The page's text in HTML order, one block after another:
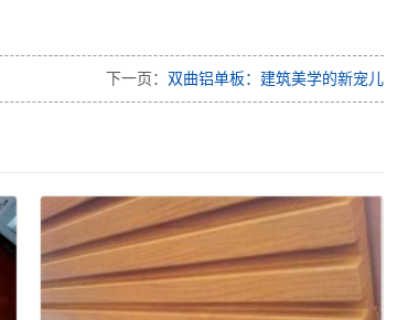
下一页： 双曲铝单板：建筑美学的新宠儿